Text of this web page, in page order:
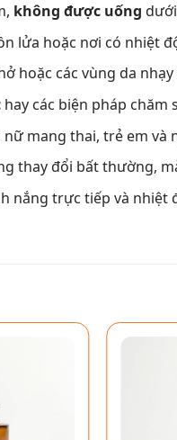
không được uống
lửa hoặc nơi có nhiệt
hoặc các vùng da nhạy
hay các biện pháp chăm
mang thai, trẻ em và
thay đổi bất thường,
nắng trực tiếp và nhiệt